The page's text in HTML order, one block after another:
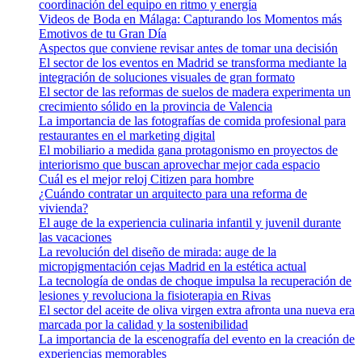
coordinación del equipo en ritmo y energía
Videos de Boda en Málaga: Capturando los Momentos más
Emotivos de tu Gran Día
Aspectos que conviene revisar antes de tomar una decisión
El sector de los eventos en Madrid se transforma mediante la
integración de soluciones visuales de gran formato
El sector de las reformas de suelos de madera experimenta un
crecimiento sólido en la provincia de Valencia
La importancia de las fotografías de comida profesional para
restaurantes en el marketing digital
El mobiliario a medida gana protagonismo en proyectos de
interiorismo que buscan aprovechar mejor cada espacio
Cuál es el mejor reloj Citizen para hombre
¿Cuándo contratar un arquitecto para una reforma de
vivienda?
El auge de la experiencia culinaria infantil y juvenil durante
las vacaciones
La revolución del diseño de mirada: auge de la
micropigmentación cejas Madrid en la estética actual
La tecnología de ondas de choque impulsa la recuperación de
lesiones y revoluciona la fisioterapia en Rivas
El sector del aceite de oliva virgen extra afronta una nueva era
marcada por la calidad y la sostenibilidad
La importancia de la escenografía del evento en la creación de
experiencias memorables